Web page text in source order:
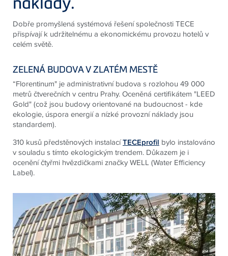
Dobře promyšlená systémová řešení společnosti TECE
přispívají k udržitelnému a ekonomickému provozu hotelů v
celém světě.
ZELENÁ BUDOVA V ZLATÉM MESTĚ
“Florentinum" je administrativní budova s ​​rozlohou 49 000
metrů čtverečních v centru Prahy. Oceněná certifikátem "LEED
Gold" (což jsou budovy orientované na budoucnost - kde
ekologie, úspora energií a nízké provozní náklady jsou
standardem).
310 kusů předstěnových instalacíTECEprofil bylo instalováno
v souladu s tímto ekologickým trendem. Důkazem je i
ocenění čtyřmi hvězdičkami značky WELL (Water Efficiency
Label).